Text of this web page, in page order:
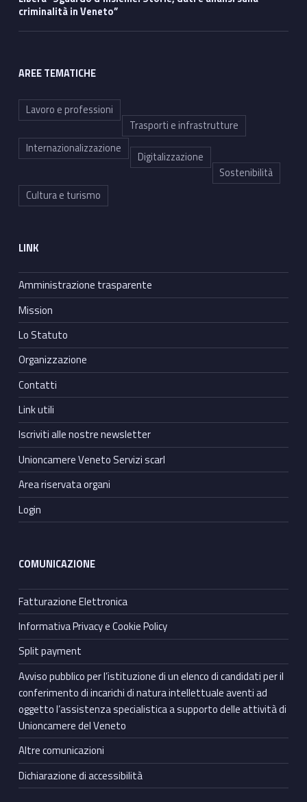
criminalità in Veneto”
AREE TEMATICHE
Lavoro e professioni
Trasporti e infrastrutture
Internazionalizzazione
Digitalizzazione
Sostenibilità
Cultura e turismo
LINK
Amministrazione trasparente
Mission
Lo Statuto
Organizzazione
Contatti
Link utili
Iscriviti alle nostre newsletter
Unioncamere Veneto Servizi scarl
Area riservata organi
Login
COMUNICAZIONE
Fatturazione Elettronica
Informativa Privacy e Cookie Policy
Split payment
Avviso pubblico per l’istituzione di un elenco di candidati per il
conferimento di incarichi di natura intellettuale aventi ad
oggetto l’assistenza specialistica a supporto delle attività di
Unioncamere del Veneto
Altre comunicazioni
Dichiarazione di accessibilità